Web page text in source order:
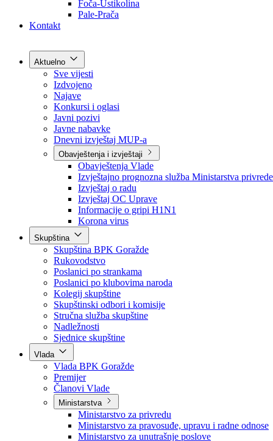
Općine
Kontakt
Aktuelno
Sve vijesti
Izdvojeno
Najave
Konkursi i oglasi
Javni pozivi
Javne nabavke
Dnevni izvještaj MUP-a
Obavještenja i izvještaji
Obavještenja Vlade
Izvještajno prognozna služba Ministarstva privrede
Izvještaj o radu
Izvještaj OC Uprave
Informacije o gripi H1N1
Korona virus
Skupština
Skupština BPK Goražde
Rukovodstvo
Poslanici po strankama
Poslanici po klubovima naroda
Kolegij skupštine
Skupštinski odbori i komisije
Stručna služba skupštine
Nadležnosti
Sjednice skupštine
Vlada
Vlada BPK Goražde
Premijer
Članovi Vlade
Ministarstva